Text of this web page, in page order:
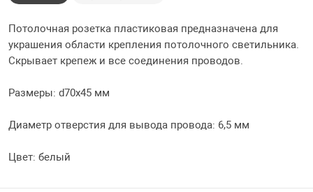
Потолочная розетка пластиковая предназначена для
украшения области крепления потолочного светильника.
Скрывает крепеж и все соединения проводов.
Размеры: d70x45 мм
Диаметр отверстия для вывода провода: 6,5 мм
Цвет: белый